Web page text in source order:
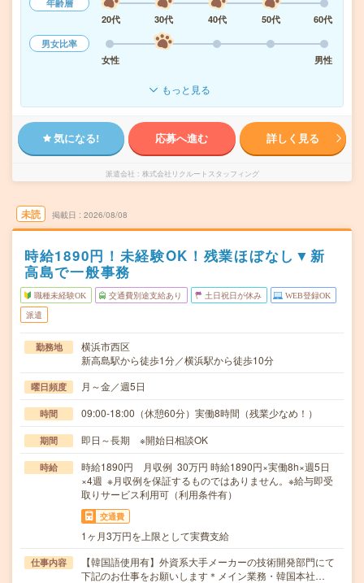
年齢層
20代
30代 40代 50代
60代
男女比率
女性
男性
もっと見る
気になる! 応募へ進む 詳しく見る
派遣会社 株式会社リクルートスタッフィング
未読 掲載日 2026/08/08
時給1890円！未経験OK！残業ほぼなし▼新
高島で一般事務
職種未経験OK 交通費別途支給あり 土日祝日が休み WEB登録OK
派遣
勤務地
横浜市西区
新高島駅から徒歩1分／横浜駅から徒歩10分
曜日頻度 月～金／週5日
時間 09:00-18:00（休憩60分）実働8時間（残業少なめ！）
期間 即日～長期 ※開始日相談OK
時給
時給1890円 月収例 30万円 時給1890円×実働8h×週5日
×4週 ※月収例を保証するものではありません。※給与即受
取りサービス利用可（利用条件有）
交通費
1ヶ月3万円を上限として実費支給
仕事内容
【韓国語使用有】外資系大手メーカーの技術開発部門にて
下記のお仕事をお願いします＊メイン業務・韓国本社…